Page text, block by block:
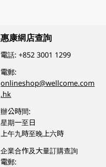
惠康網店查詢
電話:+852 3001 1299
電郵:
onlineshop@wellcome.com
.hk
辦公時間:
星期一至日
上午九時至晚上六時
企業合作及大量訂購查詢
電郵: